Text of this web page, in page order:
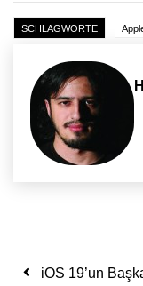
SCHLAGWORTE
Yazı
iOS 19’un